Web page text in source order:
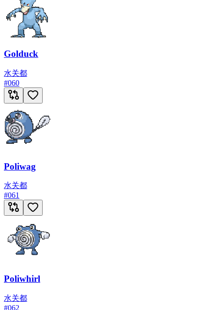
Golduck
水关都
#060
Poliwag
水关都
#061
Poliwhirl
水关都
#062